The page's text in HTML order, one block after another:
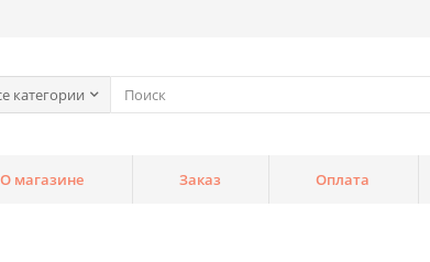
категории
О магазине Заказ Оплата